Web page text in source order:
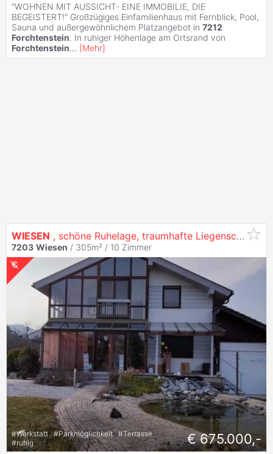
"WOHNEN MIT AUSSICHT- EINE IMMOBILIE, DIE
BEGEISTERT!" Großzügiges Einfamilienhaus mit Fernblick, Pool,
Sauna und außergewöhnlichem Platzangebot in 7212
Forchtenstein. In ruhiger Höhenlage am Ortsrand von
Forchtenstein... [Mehr]
WIESEN , schöne Ruhelage, traumhafte Liegenschaft mit Wintergarten, Pool, Biotop, 4 Garagen etc. (Provisionsfrei)
7203 Wiesen / 305m² / 10 Zimmer
#Werkstatt #Parkmöglichkeit #Terrasse
#ruhig € 675.000,-